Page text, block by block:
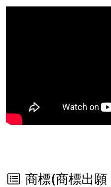
商標(商標出願